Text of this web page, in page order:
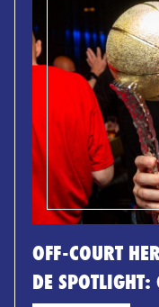
OFF-COURT
DE